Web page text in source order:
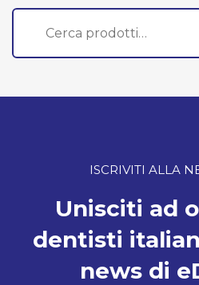
Cerca:
ISCRIVITI ALLA
Unisciti ad
dentisti
news di